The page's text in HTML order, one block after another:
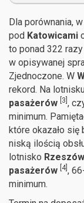
Dla porównania,
pod Katowicami
to ponad 322
w opisywanej
Zjednoczone. W
rekord. Na
pasażerów [3] ,
minimum.
które okazało
niską ilością
lotnisko
pasażerów [4] ,
minimum.